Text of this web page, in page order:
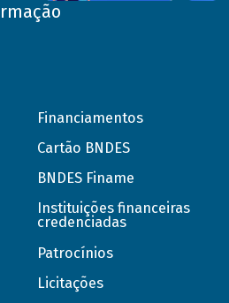
Financiamentos
Cartão BNDES
BNDES Finame
Instituições financeiras
credenciadas
Patrocínios
Licitações